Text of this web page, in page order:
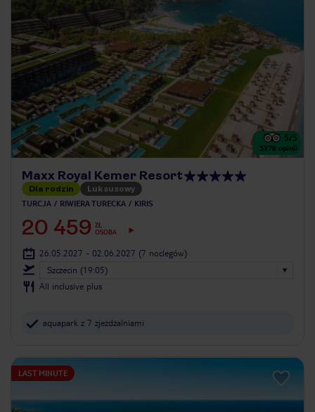
5/5
5378 opinii
Maxx Royal Kemer Resort
Dla rodzin Luksusowy
TURCJA RIWIERA TURECKA KIRIS
20 459 ZŁ
OSOBA
26.05.2027 - 02.06.2027 (7 noclegów)
Szczecin (19:05)
All inclusive plus
aquapark z 7 zjeżdżalniami
LAST MINUTE